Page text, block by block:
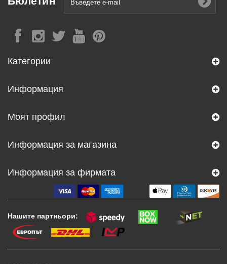
Категории
Информация
Моят профил
Информация за магазина
Информация за фирмата
Нашите партньори: